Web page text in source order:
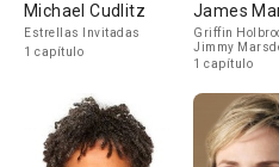
Michael Cudlitz
Estrellas Invitadas
1 capítulo
James
Griffin
Jimmy
1 capítulo